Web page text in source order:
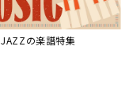
JAZZの楽譜特集